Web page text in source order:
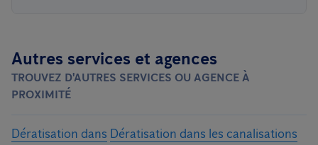
Autres services et agences
TROUVEZ D'AUTRES SERVICES OU AGENCE À
PROXIMITÉ
Dératisation dans Dératisation dans les canalisations